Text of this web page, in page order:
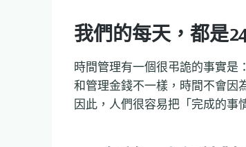
我們的每天，都是
時間管理有一個很弔詭的事實是
和管理金錢不一樣，時間不會因
因此，人們很容易把「完成的事